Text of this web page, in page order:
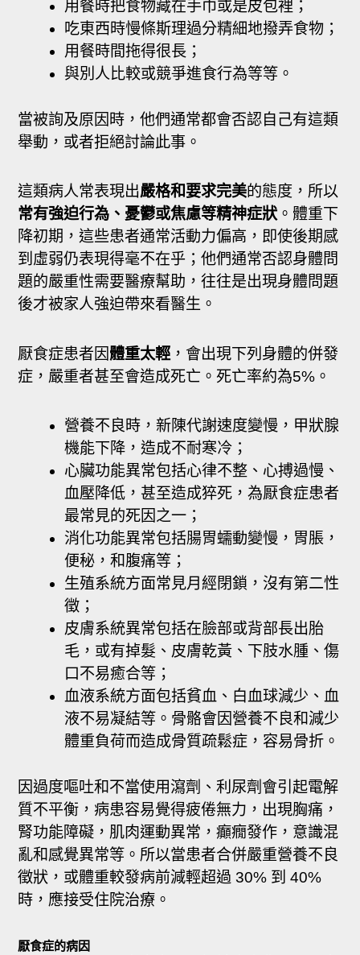
用餐時把食物藏在手巾或是皮包裡；
吃東西時慢條斯理過分精細地撥弄食物；
用餐時間拖得很長；
與別人比較或競爭進食行為等等。
當被詢及原因時，他們通常都會否認自己有這類
舉動，或者拒絕討論此事。
這類病人常表現出嚴格和要求完美的態度，所以
常有強迫行為、憂鬱或焦慮等精神症狀 。體重下
降初期，這些患者通常活動力偏高，即使後期感
到虛弱仍表現得毫不在乎；他們通常否認身體問
題的嚴重性需要醫療幫助，往往是出現身體問題
後才被家人強迫帶來看醫生。
厭食症患者因體重太輕 ，會出現下列身體的併發
症，嚴重者甚至會造成死亡。死亡率約為5%。
營養不良時，新陳代謝速度變慢，甲狀腺
機能下降，造成不耐寒冷；
心臟功能異常包括心律不整、心搏過慢、
血壓降低，甚至造成猝死，為厭食症患者
最常見的死因之一；
消化功能異常包括腸胃蠕動變慢，胃脹，
便秘，和腹痛等；
生殖系統方面常見月經閉鎖，沒有第二性
徵；
皮膚系統異常包括在臉部或背部長出胎
毛，或有掉髮、皮膚乾黃、下肢水腫、傷
口不易癒合等；
血液系統方面包括貧血、白血球減少、血
液不易凝結等。骨骼會因營養不良和減少
體重負荷而造成骨質疏鬆症，容易骨折。
因過度嘔吐和不當使用瀉劑、利尿劑會引起電解
質不平衡，病患容易覺得疲倦無力，出現胸痛，
腎功能障礙，肌肉運動異常，癲癇發作，意識混
亂和感覺異常等。所以當患者合併嚴重營養不良
徵狀，或體重較發病前減輕超過 30% 到 40%
時，應接受住院治療。
厭食症的病因